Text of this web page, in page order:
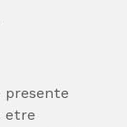
presente
etre